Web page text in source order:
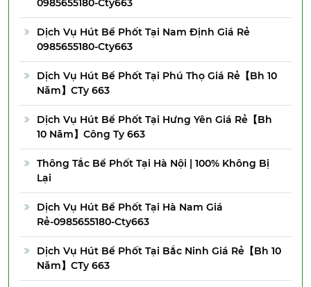
0985655180-Cty663
Dịch Vụ Hút Bể Phốt Tại Nam Định Giá Rẻ
0985655180-Cty663
Dịch Vụ Hút Bể Phốt Tại Phú Thọ Giá Rẻ【Bh 10
Năm】CTy 663
Dịch Vụ Hút Bể Phốt Tại Hưng Yên Giá Rẻ【Bh
10 Năm】Công Ty 663
Thông Tắc Bể Phốt Tại Hà Nội | 100% Không Bị
Lại
Dịch Vụ Hút Bể Phốt Tại Hà Nam Giá
Rẻ-0985655180-Cty663
Dịch Vụ Hút Bể Phốt Tại Bắc Ninh Giá Rẻ【Bh 10
Năm】CTy 663